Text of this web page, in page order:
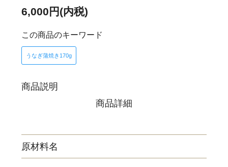
6,000円(内税)
この商品のキーワード
うなぎ蒲焼き170g
商品説明
商品詳細
原材料名